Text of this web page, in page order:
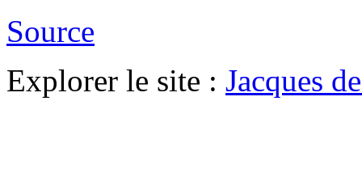
Source
Explorer le site : Jacques